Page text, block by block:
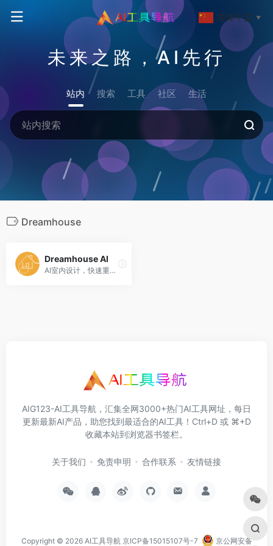
未来之路，AI先行
站内 搜索 工具 社区 生活
Dreamhouse
Dreamhouse AI
AI室内设计，快速重新设计你的家，虚拟布置家具
AIG123-AI工具导航，汇集全网3000+热门AI工具网址，每日
更新最新AI产品，助您找到最适合的AI工具！Ctrl+D 或 ⌘+D
收藏本站到浏览器书签栏。
关于我们 免责申明 合作联系 友情链接
Copyright © 2026 AI工具导航 京ICP备15015107号-7 京公网安备
简体中文 ▼